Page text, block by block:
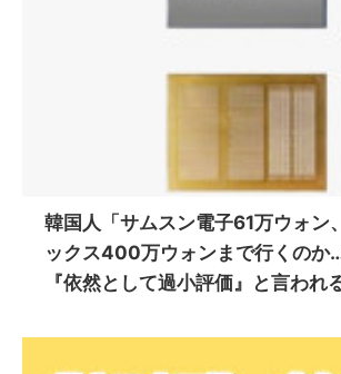
韓国人「サムスン電子61万ウォン
ックス400万ウォンまで行くのか
『依然として過小評価』と言われ